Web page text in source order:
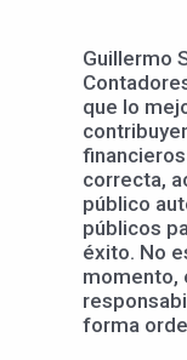
Guillermo
que lo
correcta,
público
públicos
éxito. No
momento,
forma